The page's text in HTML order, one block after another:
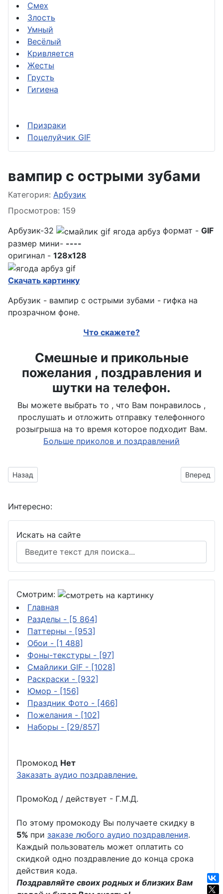
Смех
Злость
Умный
Весёлый
Кривляется
Жесты
Грусть
Гигиена
Призраки
Поцелуйчик GIF
вампир с острыми зубами
Информация о материале
Категория: Арбузик
Просмотров: 159
Арбузик-32
формат - GIF
размер мини- ----
оригинал - 128x128
Скачать картинку
Арбузик - вампир с острыми зубами - гифка на
прозрачном фоне.
Что скажете?
Смешные и прикольные
пожелания , поздравления и
шутки на телефон.
Вы можете выбрать то , что Вам понравилось ,
прослушать и отложить отправку телефонного
розыгрыша на то время которое подходит Вам.
Больше приколов и поздравлений
Предыдущий материал: работающий за компьютером
Назад Вперед
Интересно:
Искать на сайте
Смотрим:
Главная
Разделы - [5 864]
Паттерны - [953]
Обои - [1 488]
Фоны-текстуры - [97]
Смайлики GIF - [1028]
Раскраски - [932]
Юмор - [156]
Праздник Фото - [466]
Пожелания - [102]
Наборы - [29/857]
Промокод Нет
Заказать аудио поздравление.
ПромоКод / действует - Г.М.Д.
По этому промокоду Вы получаете скидку в
5% при заказе любого аудио поздравления.
Каждый пользователь может оплатить со
скидкой одно поздравление до конца срока
действия кода.
Поздравляйте своих родных и близких Вам